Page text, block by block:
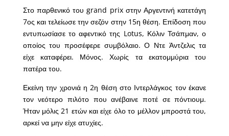
Στο παρθενικό του grand prix στην Αργεντινή κατετάγη
7ος και τελείωσε την σεζόν στην 15η θέση. Επίδοση που
εντυπωσίασε το αφεντικό της Lotus, Κόλιν Τσάπμαν, ο
οποίος του προσέφερε συμβόλαιο. Ο Ντε Άντζελις τα
είχε καταφέρει. Μόνος. Χωρίς τα εκατομμύρια του
πατέρα του.
Εκείνη την χρονιά η 2η θέση στο Ιντερλάγκος τον έκανε
τον νεότερο πιλότο που ανέβαινε ποτέ σε πόντιουμ.
Ήταν μόλις 21 ετών και είχε όλο το μέλλον μπροστά του,
αρκεί να μην είχε ατυχίες.